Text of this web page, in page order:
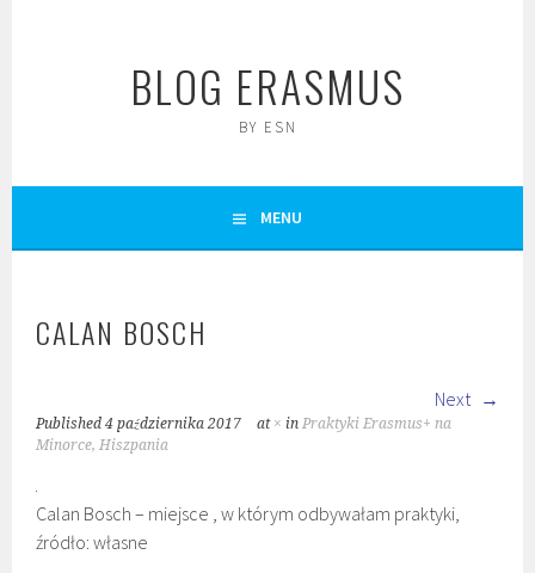
BLOG ERASMUS
BY ESN
MENU
CALAN BOSCH
Next
Published4 października 2017 at ×inPraktyki Erasmus+ na
Minorce, Hiszpania
Calan Bosch – miejsce , w którym odbywałam praktyki,
źródło: własne